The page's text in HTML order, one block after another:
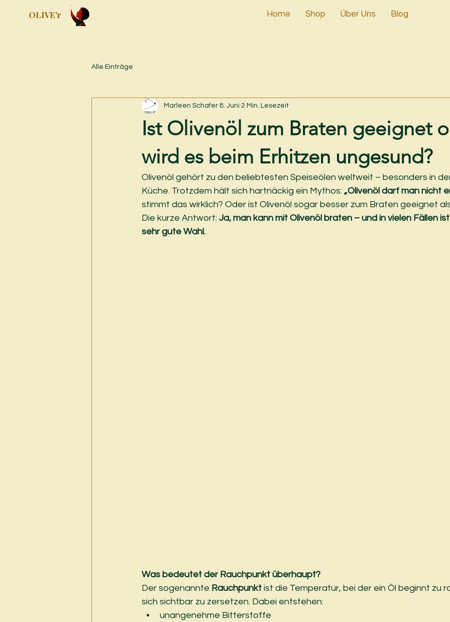
OLIVE'r Home Shop Über Uns Blog
Alle Einträge
Ist Olivenöl zum Braten geeignet
wird es beim Erhitzen ungesund?
Marleen Schafer 8. Juni 2 Min. Lesezeit
Olivenöl gehört zu den beliebtesten Speiseölen weltweit – besonders in
Küche. Trotzdem hält sich hartnäckig ein Mythos: „Olivenöl darf man nicht
stimmt das wirklich? Oder ist Olivenöl sogar besser zum Braten geeignet
Die kurze Antwort: Ja, man kann mit Olivenöl braten – und in vielen Fällen
sehr gute Wahl.
Was bedeutet der Rauchpunkt überhaupt?
Der sogenannte Rauchpunkt ist die Temperatur, bei der ein Öl beginnt zu
sich sichtbar zu zersetzen. Dabei entstehen:
unangenehme Bitterstoffe